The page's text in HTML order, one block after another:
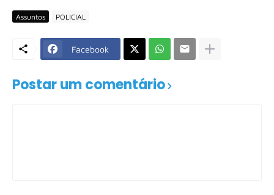
Assuntos POLICIAL
Facebook
Postar um comentário